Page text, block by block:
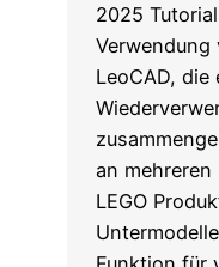
2025
Verwendung
LeoCAD,
an
LEGO